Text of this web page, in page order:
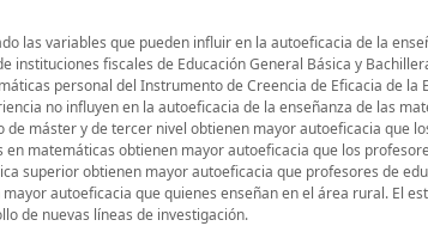
las variables que pueden influir en la autoeficacia de la
instituciones fiscales de Educación General Básica y
personal del Instrumento de Creencia de Eficacia de
no influyen en la autoeficacia de la enseñanza de las
de máster y de tercer nivel obtienen mayor autoeficacia que
matemáticas obtienen mayor autoeficacia que los
superior obtienen mayor autoeficacia que profesores de
autoeficacia que quienes enseñan en el área rural. El
de nuevas líneas de investigación.